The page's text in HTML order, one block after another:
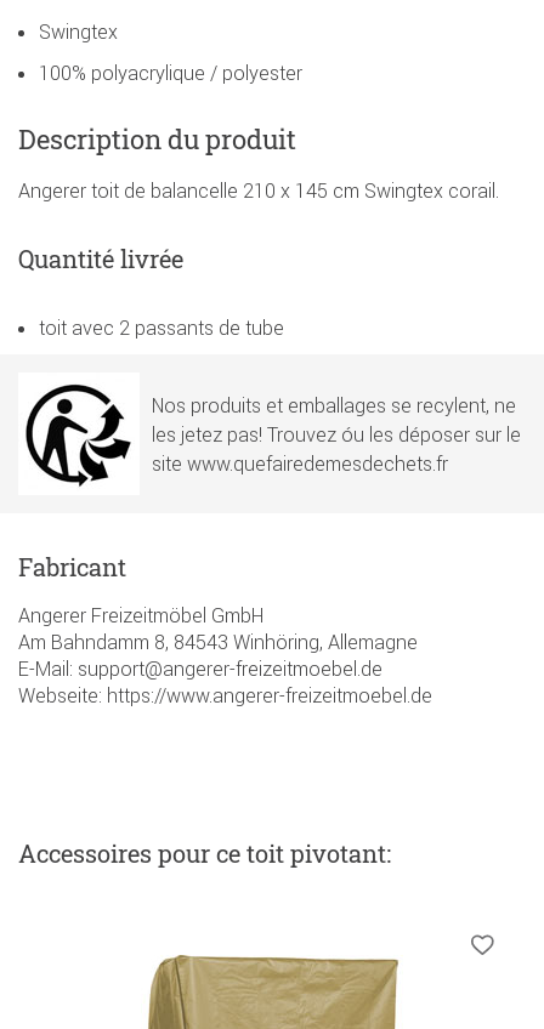
Swingtex
100% polyacrylique / polyester
Description du produit
Angerer toit de balancelle 210 x 145 cm Swingtex corail.
Quantité livrée
toit avec 2 passants de tube
Nos produits et emballages se recylent, ne
les jetez pas! Trouvez óu les déposer sur le
site www.quefairedemesdechets.fr
Fabricant
Angerer Freizeitmöbel GmbH
Am Bahndamm 8, 84543 Winhöring, Allemagne
E-Mail: support@angerer-freizeitmoebel.de
Webseite: https://www.angerer-freizeitmoebel.de
Accessoires pour ce toit pivotant: